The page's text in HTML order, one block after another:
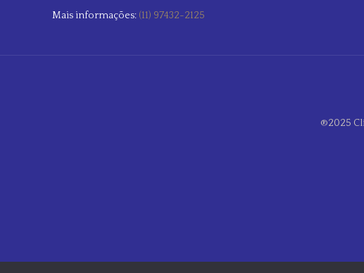
Mais informações: (11) 97432-2125
®2025